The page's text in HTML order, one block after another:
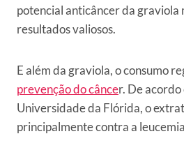
potencial anticâncer da graviola
resultados valiosos.
E além da graviola, o consumo
prevenção do câncer. De
Universidade da Flórida, o
principalmente contra a